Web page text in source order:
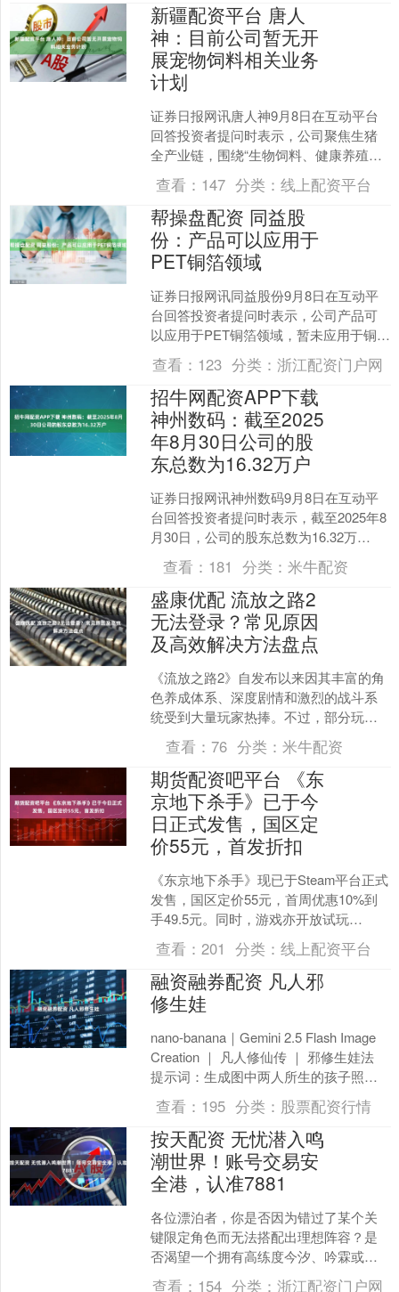
新疆配资平台 唐人
神：目前公司暂无开
展宠物饲料相关业务
计划
证券日报网讯唐人神9月8日在互动平台
回答投资者提问时表示，公司聚焦生猪
全产业链，围绕“生物饲料、健康养殖、
品牌肉品”三大产业经营。目前公司暂无
开展宠物饲料相关业....
查看： 147 分类： 线上配资平台
帮操盘配资 同益股
份：产品可以应用于
PET铜箔领域
证券日报网讯同益股份9月8日在互动平
台回答投资者提问时表示，公司产品可
以应用于PET铜箔领域，暂未应用于铜缆
高速连接领域。....
查看： 123 分类： 浙江配资门户网
招牛网配资APP下载
神州数码：截至2025
年8月30日公司的股
东总数为16.32万户
证券日报网讯神州数码9月8日在互动平
台回答投资者提问时表示，截至2025年8
月30日，公司的股东总数为16.32万
户。....
查看： 181 分类：米牛配资
盛康优配 流放之路2
无法登录？常见原因
及高效解决方法盘点
《流放之路2》自发布以来因其丰富的角
色养成体系、深度剧情和激烈的战斗系
统受到大量玩家热捧。不过，部分玩家
在尝试进入游戏时却频繁遭遇登录障
碍，各类错误提示影响了畅....
查看： 76 分类： 米牛配资
期货配资吧平台 《东
京地下杀手》已于今
日正式发售，国区定
价55元，首发折扣
《东京地下杀手》现已于Steam平台正式
发售，国区定价55元，首周优惠10%到
手49.5元。同时，游戏亦开放试玩
Demo，内含游戏内精选的教学关卡、主
线战斗关卡....
查看： 201 分类： 线上配资平台
融资融券配资 凡人邪
修生娃
nano-banana｜Gemini 2.5 Flash Image
Creation ｜ 凡人修仙传 ｜ 邪修生娃法
提示词：生成图中两人所生的孩子照
片，专业....
查看： 195 分类： 股票配资行情
按天配资 无忧潜入鸣
潮世界！账号交易安
全港，认准7881
各位漂泊者，你是否因为错过了某个关
键限定角色而无法搭配出理想阵容？是
否渴望一个拥有高练度今汐、吟霖或长
离的强力账号，助你轻松应对「无音
查看： 154 分类： 浙江配资门户网